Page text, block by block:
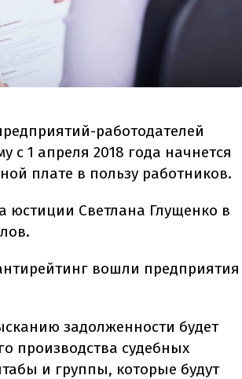
работодателей
с 1 апреля 2018 года начнется
плате в пользу работников.
юстиции Светлана Глущенко в
вошли предприятия
задолженности будет
производства судебных
и группы, которые будут